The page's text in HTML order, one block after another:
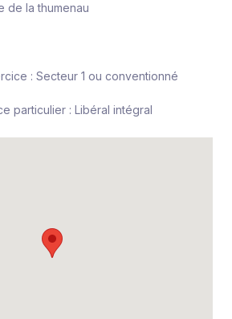
de la thumenau
: Secteur 1 ou conventionné
particulier : Libéral intégral